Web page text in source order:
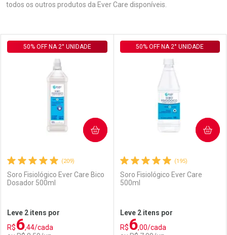
todos os outros produtos da Ever Care disponíveis.
Prateleira
(209)
Soro Fisiológico Ever Care Bico
Dosador 500ml
50% OFF NA 2° UNIDADE
Leve 2 itens por
R$6,44/cada
COMPRAR
(195)
Soro Fisiológico Ever Care
500ml
50% OFF NA 2° UNIDADE
Leve 2 itens por
R$6,00/cada
COMPRAR